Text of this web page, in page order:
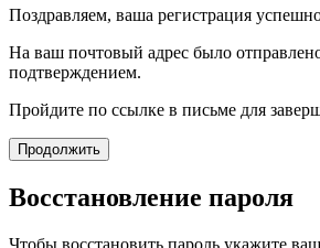
Поздравляем, ваша регистрация
На ваш почтовый адрес было
подтверждением.
Пройдите по ссылке в письме для
Продолжить
Восстановление пароля